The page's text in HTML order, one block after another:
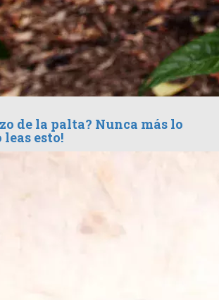
de la palta? Nunca más lo
esto!